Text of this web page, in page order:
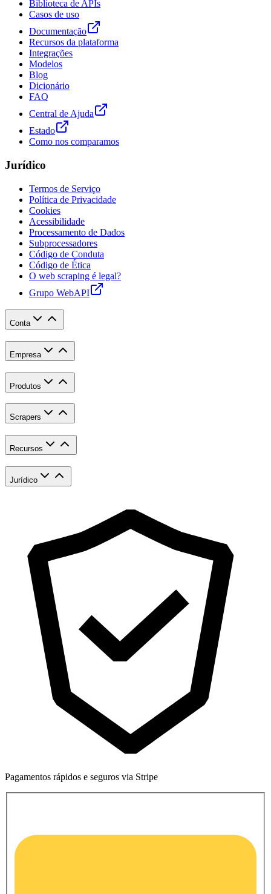
Biblioteca de APIs
Casos de uso
Documentação
Recursos da plataforma
Integrações
Modelos
Blog
Dicionário
FAQ
Central de Ajuda
Estado
Como nos comparamos
Jurídico
Termos de Serviço
Política de Privacidade
Cookies
Acessibilidade
Processamento de Dados
Subprocessadores
Código de Conduta
Código de Ética
O web scraping é legal?
Grupo WebAPI
Conta
Empresa
Produtos
Scrapers
Recursos
Jurídico
Pagamentos rápidos e seguros via Stripe